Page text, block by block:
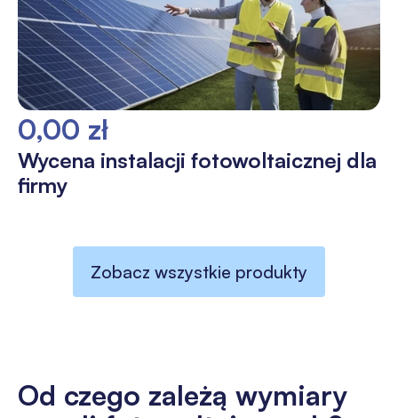
0,00 zł
Wycena instalacji fotowoltaicznej dla
firmy
Zobacz wszystkie produkty
Od czego zależą wymiary